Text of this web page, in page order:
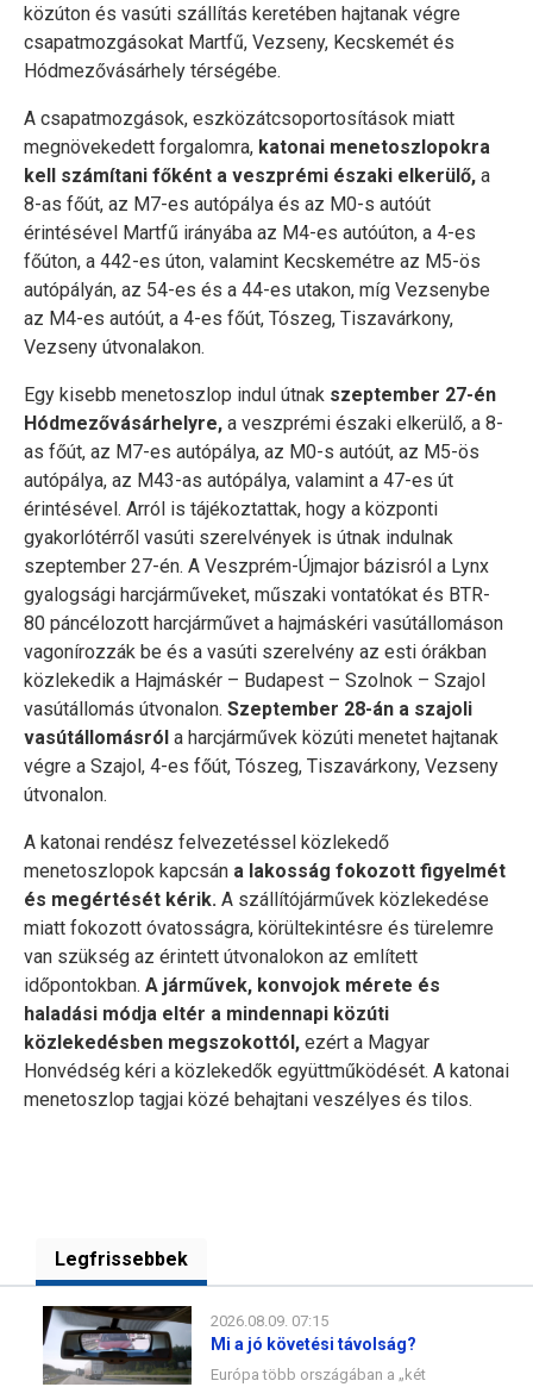
közúton és vasúti szállítás keretében hajtanak végre
csapatmozgásokat Martfű, Vezseny, Kecskemét és
Hódmezővásárhely térségébe.
A csapatmozgások, eszközátcsoportosítások miatt
megnövekedett forgalomra, katonai menetoszlopokra
kell számítani főként a veszprémi északi elkerülő, a
8-as főút, az M7-es autópálya és az M0-s autóút
érintésével Martfű irányába az M4-es autóúton, a 4-es
főúton, a 442-es úton, valamint Kecskemétre az M5-ös
autópályán, az 54-es és a 44-es utakon, míg Vezsenybe
az M4-es autóút, a 4-es főút, Tószeg, Tiszavárkony,
Vezseny útvonalakon.
Egy kisebb menetoszlop indul útnak szeptember 27-én
Hódmezővásárhelyre, a veszprémi északi elkerülő, a 8-
as főút, az M7-es autópálya, az M0-s autóút, az M5-ös
autópálya, az M43-as autópálya, valamint a 47-es út
érintésével. Arról is tájékoztattak, hogy a központi
gyakorlótérről vasúti szerelvények is útnak indulnak
szeptember 27-én. A Veszprém-Újmajor bázisról a Lynx
gyalogsági harcjárműveket, műszaki vontatókat és BTR-
80 páncélozott harcjárművet a hajmáskéri vasútállomáson
vagonírozzák be és a vasúti szerelvény az esti órákban
közlekedik a Hajmáskér – Budapest – Szolnok – Szajol
vasútállomás útvonalon. Szeptember 28-án a szajoli
vasútállomásról a harcjárművek közúti menetet hajtanak
végre a Szajol, 4-es főút, Tószeg, Tiszavárkony, Vezseny
útvonalon.
A katonai rendész felvezetéssel közlekedő
menetoszlopok kapcsán a lakosság fokozott figyelmét
és megértését kérik. A szállítójárművek közlekedése
miatt fokozott óvatosságra, körültekintésre és türelemre
van szükség az érintett útvonalokon az említett
időpontokban. A járművek, konvojok mérete és
haladási módja eltér a mindennapi közúti
közlekedésben megszokottól, ezért a Magyar
Honvédség kéri a közlekedők együttműködését. A katonai
menetoszlop tagjai közé behajtani veszélyes és tilos.
Legfrissebbek
2026.08.09. 07:15
Mi a jó követési távolság?
Európa több országában a „két